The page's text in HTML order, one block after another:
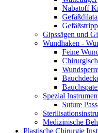
Nabatoff
Gipssägen und
Wundhaken -
Feine
Spezial
Suture
Medizinische
Plastische Chirurgie